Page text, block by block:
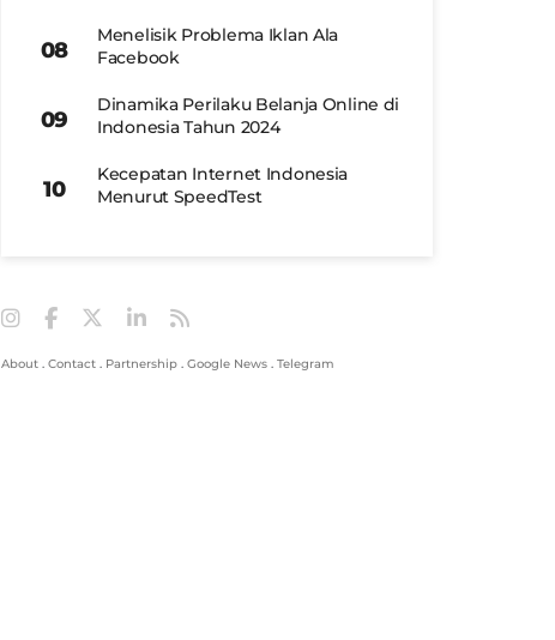
Menelisik Problema Iklan Ala
Facebook
Dinamika Perilaku Belanja Online di
Indonesia Tahun 2024
Kecepatan Internet Indonesia
Menurut SpeedTest
About . Contact . Partnership . Google News . Telegram